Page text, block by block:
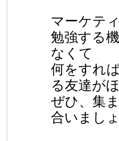
マーケテ
勉強する
なくて
何をすれ
る友達が
ぜひ、集
合いましょ